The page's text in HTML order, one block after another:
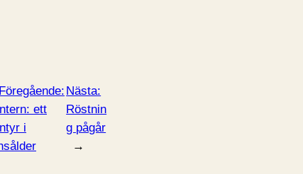
Föregående:
ett
i
Nästa:
Röstnin
g pågår
→